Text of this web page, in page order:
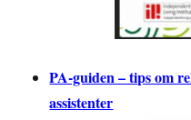
PA-guiden – tips om
assistenter